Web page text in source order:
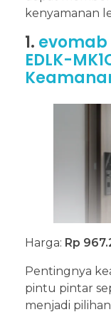
kenyamanan
1. evomab
EDLK-
Harga: Rp
Pentingnya
pintu pintar
menjadi